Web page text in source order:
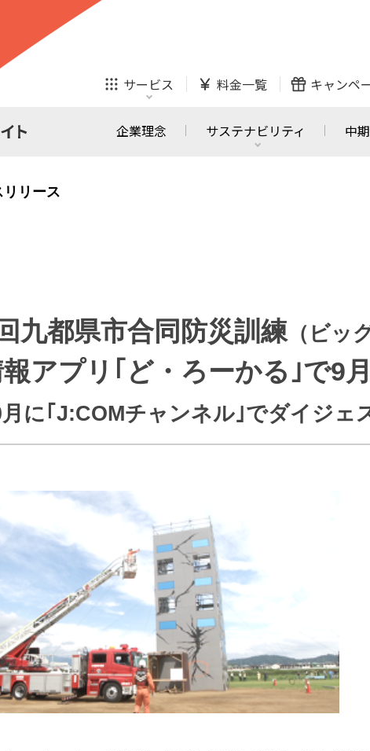
サービス 料金一覧 キャンペ
えんかくサポート
おうちサポート
ス
自転車生活サポート
J:COMブックス
ビ
ん ローン 防犯カメラ
企業理念 サステナビリティ 中
リリース
九都県市合同防災訓練（ビッ
アプリ｢ど・ろーかる｣で9
に｢J:COMチャンネル｣でダイジェ